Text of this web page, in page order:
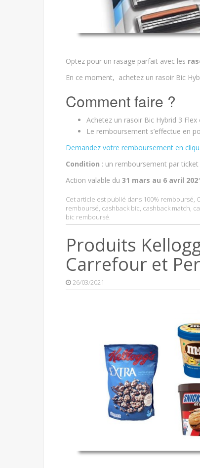
Optez pour un rasage parfait avec les
En ce moment, achetez un rasoir Bic
Comment faire ?
Achetez un rasoir Bic Hybrid 3 Flex
Le remboursement s’effectue en
Demandez votre remboursement en
Condition : un remboursement par
Action valable du 31 mars au 6 avril
Cet article est publié dans 100% remboursé,
remboursé, cashback bic, cashback match,
bic remboursé.
Produits
Carrefour et
26/03/2021